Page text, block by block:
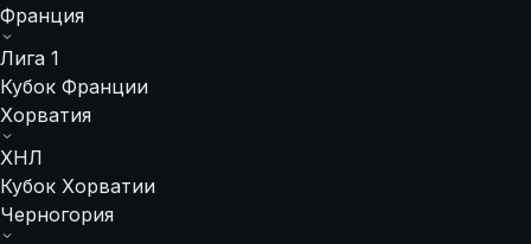
Франция
Лига 1
Кубок Франции
Хорватия
ХНЛ
Кубок Хорватии
Черногория